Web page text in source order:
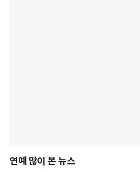
연예 많이 본 뉴스